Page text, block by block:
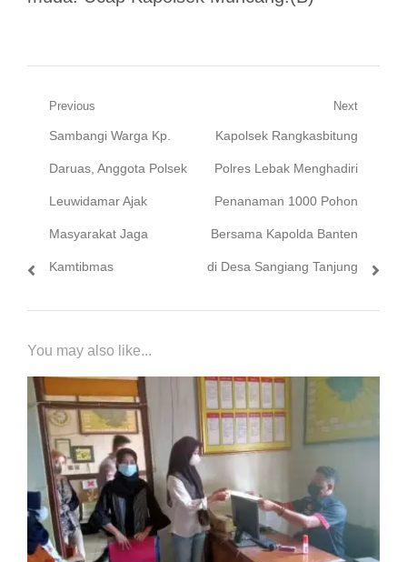
Navigasi
pos
Previous
Previous
post:
Sambangi Warga Kp.
Daruas, Anggota Polsek
Leuwidamar Ajak
Masyarakat Jaga
Kamtibmas
Next
Next
post:
Kapolsek Rangkasbitung
Polres Lebak Menghadiri
Penanaman 1000 Pohon
Bersama Kapolda Banten
di Desa Sangiang Tanjung
You may also like...